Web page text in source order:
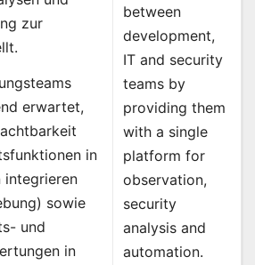
zur
erwartet,
in
integrieren
sowie
und
in
between
development,
IT and security
teams by
providing them
with a single
platform for
observation,
security
analysis and
automation.